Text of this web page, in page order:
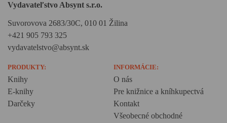
Vydavateľstvo Absynt s.r.o.
Suvorovova 2683/30C, 010 01 Žilina
+421 905 793 325
vydavatelstvo@absynt.sk
PRODUKTY:
Knihy
E-knihy
Darčeky
INFORMÁCIE:
O nás
Pre knižnice a kníhkupectvá
Kontakt
Všeobecné obchodné